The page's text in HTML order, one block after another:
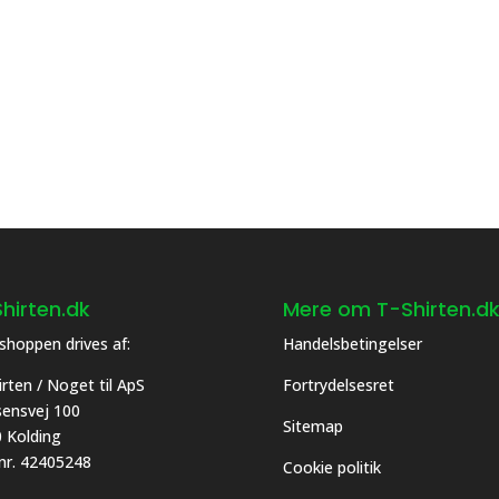
varesiden
drives af:
/ Noget til ApS
100
Kolding
42405248
Mere om T-Shirten.dk
Handelsbetingelser
Fortrydelsesret
Sitemap
Cookie politik